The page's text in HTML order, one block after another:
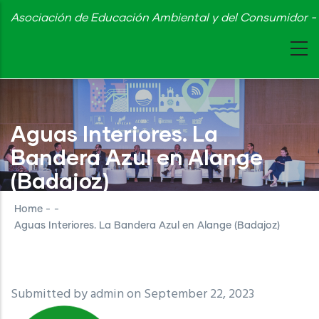
Skip
content
Asociación de Educación Ambiental y del Consumidor
Aguas Interiores. La
Bandera Azul en Alange
(Badajoz)
Home - -
Aguas Interiores. La Bandera Azul en Alange (Badajoz)
Submitted byadminon September 22, 2023